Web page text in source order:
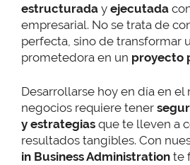
estructurada y ejecutada
empresarial. No se trata de
perfecta, sino de transformar
prometedora en un proyecto
Desarrollarse hoy en día en
negocios requiere tener
y estrategias que te lleven a
resultados tangibles. Con
in Business Administration te